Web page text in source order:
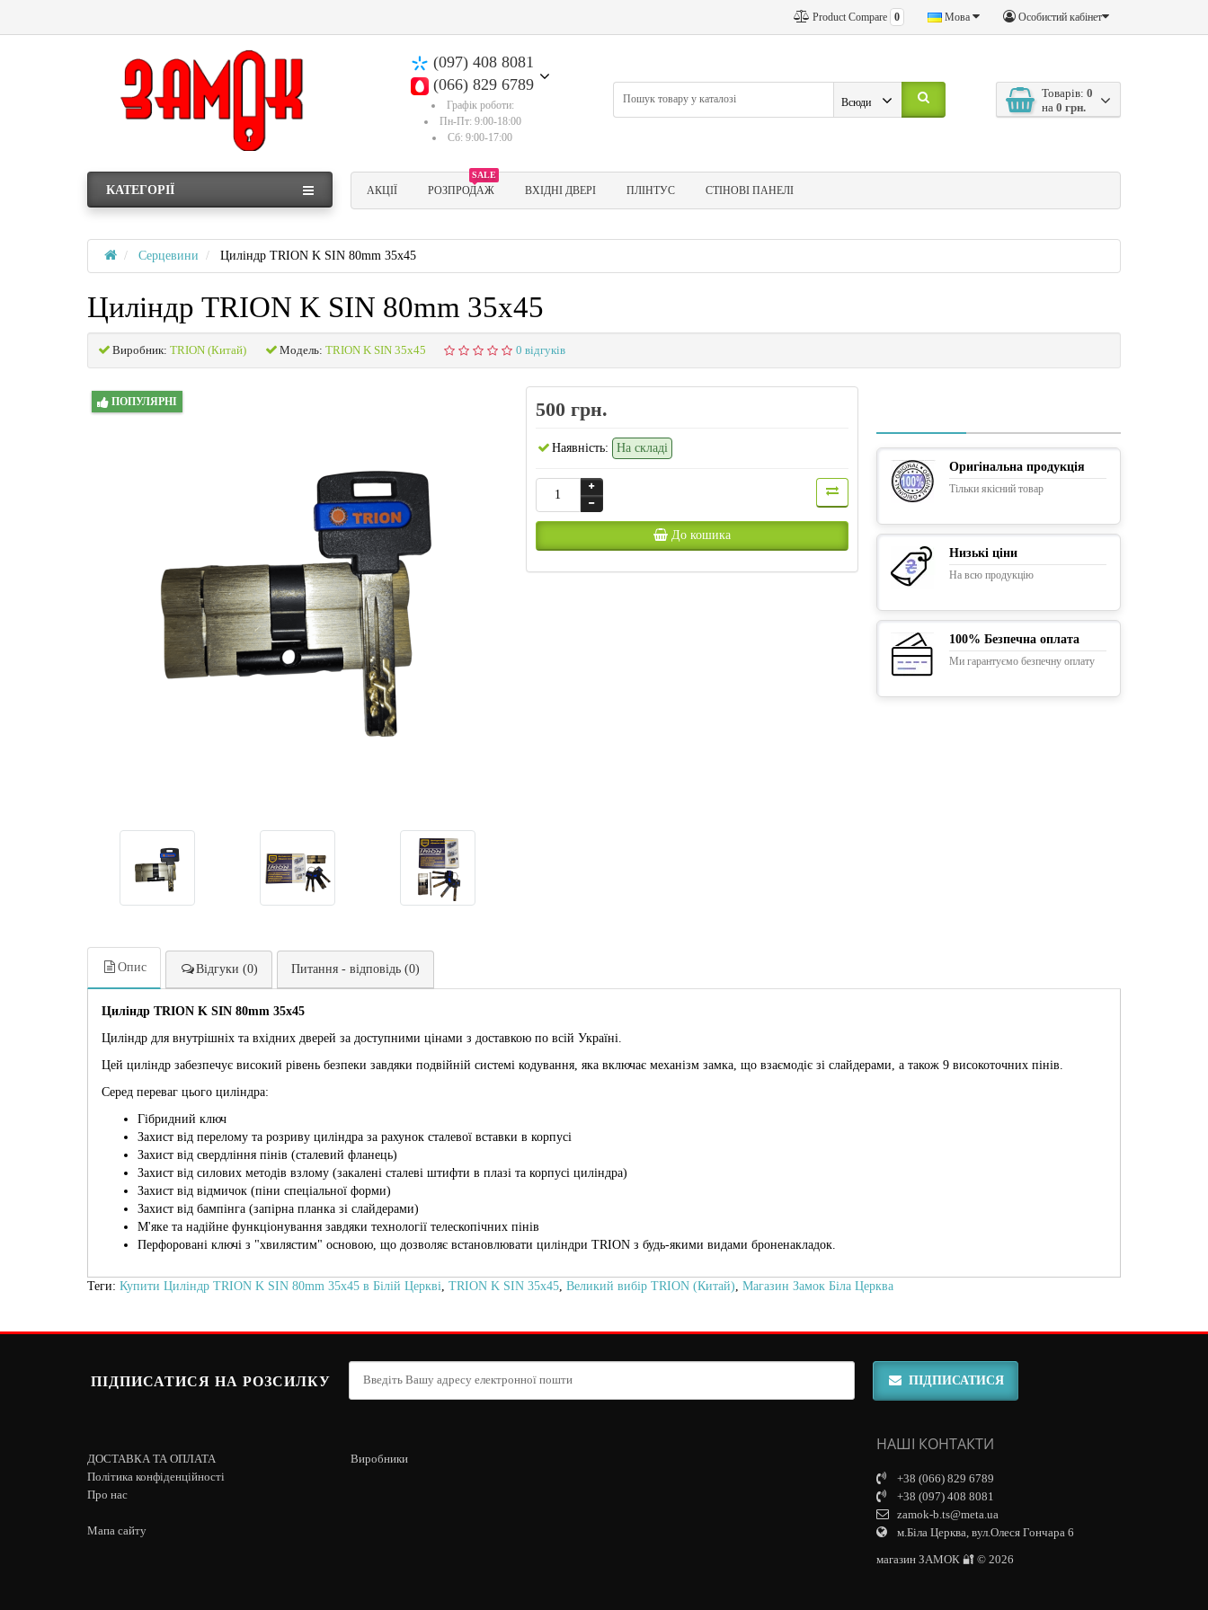
Особистий кабінет
Мова
Product Compare 0
(097) 408 8081
(066) 829 6789
Графік роботи:
Пн-Пт: 9:00-18:00
Сб: 9:00-17:00
Товарів: 0
на 0 грн.
Всюди
КАТЕГОРІЇ АКЦІЇ
SALE
РОЗПРОДАЖ ВХІДНІ ДВЕРІ ПЛІНТУС СТІНОВІ ПАНЕЛІ
Серцевини Циліндр TRION K SIN 80mm 35х45
Циліндр TRION K SIN 80mm 35х45
Виробник: TRION (Китай) Модель: TRION K SIN 35х45 0 відгуків
ПОПУЛЯРНІ 500 грн.
Наявність: На складі
До кошика
Оригінальна продукція
Тільки якісний товар
Низькі ціни
На всю продукцію
100% Безпечна оплата
Ми гарантуємо безпечну оплату
Опис Відгуки (0) Питання - відповідь (0)
Циліндр TRION K SIN 80mm 35х45
Циліндр для внутрішніх та вхідних дверей за доступними цінами з доставкою по всій Україні.
Цей циліндр забезпечує високий рівень безпеки завдяки подвійній системі кодування, яка включає механізм замка, що взаємодіє зі слайдерами, а також 9 високоточних пінів.
Серед переваг цього циліндра:
Гібридний ключ
Захист від перелому та розриву циліндра за рахунок сталевої вставки в корпусі
Захист від свердління пінів (сталевий фланець)
Захист від силових методів взлому (закалені сталеві штифти в плазі та корпусі циліндра)
Захист від відмичок (піни спеціальної форми)
Захист від бампінга (запірна планка зі слайдерами)
М'яке та надійне функціонування завдяки технології телескопічних пінів
Перфоровані ключі з "хвилястим" основою, що дозволяє встановлювати циліндри TRION з будь-якими видами броненакладок.
Теги: Купити Циліндр TRION K SIN 80mm 35х45 в Білій Церкві TRION K SIN 35х45 Великий вибір TRION (Китай) Магазин Замок Біла Церква
ПІДПИСАТИСЯ НА РОЗСИЛКУ ПІДПИСАТИСЯ
ДОСТАВКА ТА ОПЛАТА
Політика конфіденційності
Про нас
Мапа сайту
Виробники
НАШІ КОНТАКТИ
+38 (066) 829 6789
+38 (097) 408 8081
zamok-b.ts@meta.ua
м.Біла Церква, вул.Олеся Гончара 6
магазин ЗАМОК 🔐 © 2026